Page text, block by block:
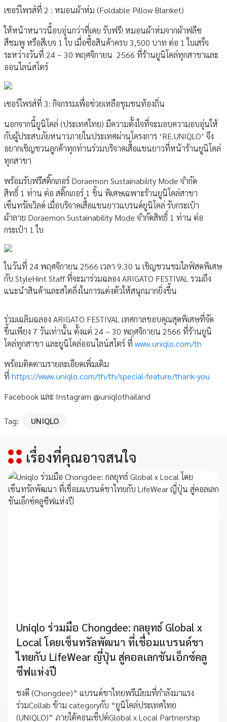
เซอร์ไพรส์ที่ 2 : หมอนผ้าห่ม (Foldable Pillow Blanket)
ให้หน้าหนาวนี้อบอุ่นกว่าที่เคย รับฟรี! หมอนผ้าห่มจากผ้าฟลีซ
สีชมพู หรือสีเบจ 1 ใบ เมื่อซื้อสินค้าครบ 3,500 บาท ต่อ 1 ใบเสร็จ
ระหว่างวันที่ 24 – 30 พฤศจิกายน 2566 ที่ร้านยูนิโคล่ทุกสาขาและ
ออนไลน์สโตร์
เซอร์ไพรส์ที่ 3: กิจกรรมเพื่อช่วยเหลือชุมชนท้องถิ่น
นอกจากนี้ยูนิโคล่ (ประเทศไทย) มีความตั้งใจที่จะมอบความอบอุ่นให้
กับผู้ประสบภัยหนาวภายในประเทศผ่านโครงการ ‘RE.UNIQLO’ จึง
อยากเชิญชวนลูกค้าทุกท่านร่วมบริจาคเสื้อแขนยาวที่หน้าร้านยูนิโคล่
ทุกสาขา
พร้อมรับฟรีสติ๊กเกอร์ Doraemon Sustainability Mode จำกัด
สิทธิ์ 1 ท่าน ต่อ สติ๊กเกอร์ 1 ชิ้น พิเศษเฉพาะร้านยูนิโคล่สาขา
เซ็นทรัลเวิลด์ เมื่อบริจาคเสื้อแขนยาวแบรนด์ยูนิโคล่ รับกระเป๋า
ผ้าลาย Doraemon Sustainability Mode จำกัดสิทธิ์ 1 ท่าน ต่อ
กระเป๋า 1 ใบ
ในวันที่ 24 พฤศจิกายน 2566 เวลา 9.30 น เชิญชวนชมไลฟ์สดพิเศษ
กับ StyleHint Staff ที่จะมาร่วมฉลอง ARIGATO FESTIVAL รวมถึง
แนะนำสินค้าและสไตลิ่งในการแต่งตัวให้สนุกมากยิ่งขึ้น
ร่วมเฉลิมฉลอง ARIGATO FESTIVAL เทศกาลขอบคุณสุดพิเศษที่จัด
ขึ้นเพียง 7 วันเท่านั้น ตั้งแต่ 24 – 30 พฤศจิกายน 2566 ที่ร้านยูนิ
โคล่ทุกสาขา และยูนิโคล่ออนไลน์สโตร์ ที่ www.uniqlo.com/th
พร้อมติดตามรายละเอียดเพิ่มเติม
ที่ https://www.uniqlo.com/th/th/special-feature/thank-you
Facebook และ Instagram @uniqlothailand
Tag: UNIQLO
เรื่องที่คุณอาจสนใจ
Uniqlo ร่วมมือ Chongdee: กลยุทธ์ Global x
Local โดยเซ็นทรัลพัฒนา ที่เชื่อมแบรนด์ชา
ไทยกับ LifeWear ญี่ปุ่น สู่คอลเลกชันเอ็กซ์คลู
ซีฟแห่งปี
ชงดี (Chongdee)” แบรนด์ชาไทยพรีเมียมที่กำลังมาแรง
ร่วมCollab ข้าม categoryกับ “ยูนิโคล่ประเทศไทย
(UNIQLO)” ภายใต้คอนเซ็ปต์Global x Local Partnership